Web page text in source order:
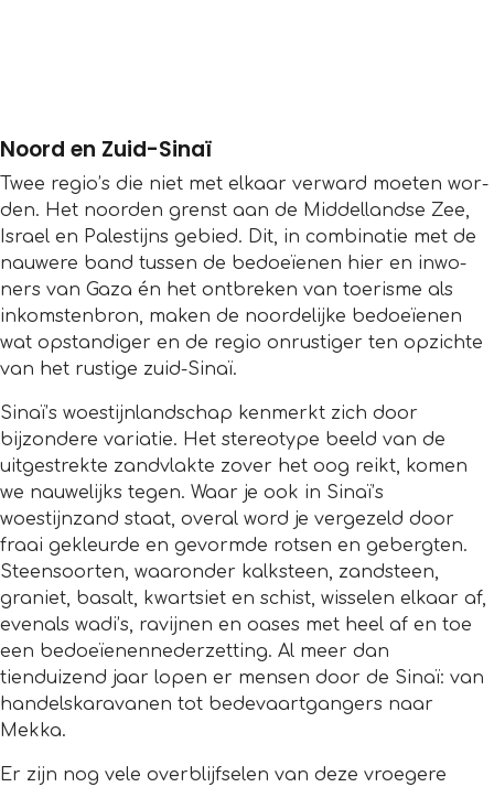
Noord en Zuid-Sinaï
Twee regio’s die niet met elkaar ver­ward moe­ten wor­
den. Het noor­den grenst aan de Mid­del­landse Zee,
Israel en Pales­tijns gebied. Dit, in com­bi­na­tie met de
nau­were band tus­sen de bedoeïenen hier en inwo­
ners van Gaza én het ont­bre­ken van toe­risme als
inkom­sten­bron, maken de noor­de­lijke bedoeïenen
wat opstan­di­ger en de regio onrus­ti­ger ten opzichte
van het rustige zuid-Sinaï.
Sinaï’s woestijnlandschap kenmerkt zich door
bijzondere variatie. Het stereotype beeld van de
uitgestrekte zandvlakte zover het oog reikt, komen
we nauwelijks tegen. Waar je ook in Sinaï’s
woestijnzand staat, overal word je vergezeld door
fraai gekleurde en gevormde rotsen en gebergten.
Steensoorten, waaronder kalksteen, zandsteen,
graniet, basalt, kwartsiet en schist, wisselen elkaar af,
evenals wadi’s, ravijnen en oases met heel af en toe
een bedoeïenennederzetting. Al meer dan
tienduizend jaar lopen er mensen door de Sinaï: van
handelskaravanen tot bedevaartgangers naar
Mekka.
Er zijn nog vele overblijfselen van deze vroegere